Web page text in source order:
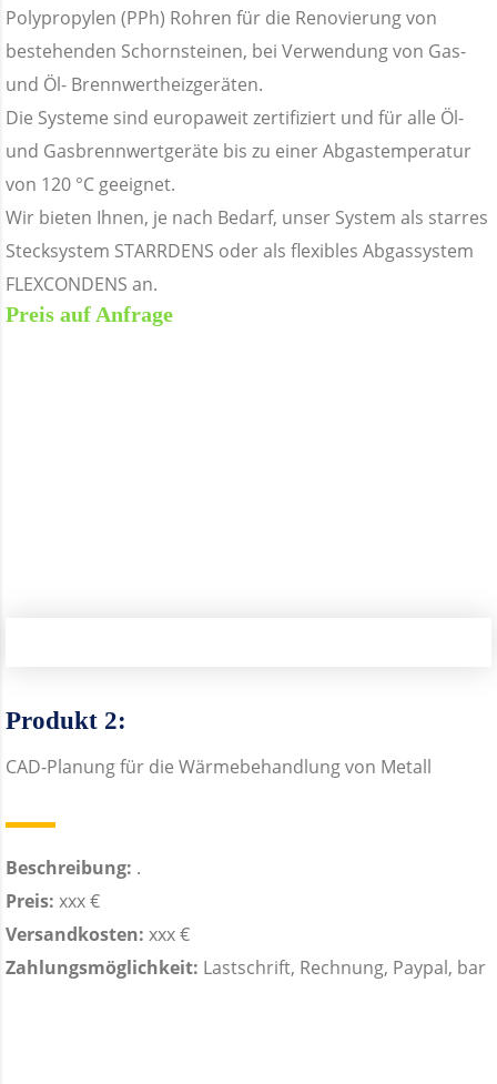
Polypropylen (PPh) Rohren für die Renovierung von
bestehenden Schornsteinen, bei Verwendung von Gas-
und Öl- Brennwertheizgeräten.
Die Systeme sind europaweit zertifiziert und für alle Öl-
und Gasbrennwertgeräte bis zu einer Abgastemperatur
von 120 °C geeignet.
Wir bieten Ihnen, je nach Bedarf, unser System als starres
Stecksystem STARRDENS oder als flexibles Abgassystem
FLEXCONDENS an.
Preis auf Anfrage
Produkt 2:
CAD-Planung für die Wärmebehandlung von Metall
Beschreibung: .
Preis: xxx €
Versandkosten: xxx €
Zahlungsmöglichkeit: Lastschrift, Rechnung, Paypal, bar